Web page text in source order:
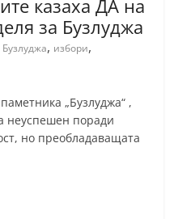
казаха ДА на
за Бузлуджа
Бузлуджа, избори,
„Бузлуджа“ ,
неуспешен поради
но преобладаващата